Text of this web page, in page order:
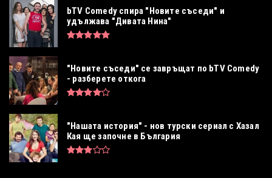
bTV Comedy спира "Новите съседи" и
удължава "Дивата Нина"
"Новите съседи" се завръщат по bTV Comedy
- разберете откога
"Нашата история" - нов турски сериал с Хазал
Кая ще започне в България